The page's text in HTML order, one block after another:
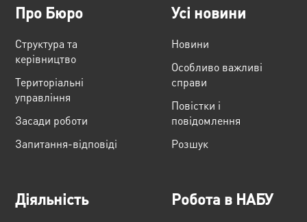
Про Бюро
Структура та
керівництво
Територіальні
управління
Засади роботи
Запитання-відповіді
Усі новини
Новини
Особливо важливі
справи
Повістки і
повідомлення
Розшук
Діяльність Робота в НАБУ